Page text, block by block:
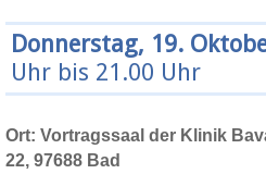
Donnerstag, 19.
Uhr bis 21.00 Uhr
Ort: Vortragssaal der Klinik
22, 97688 Bad